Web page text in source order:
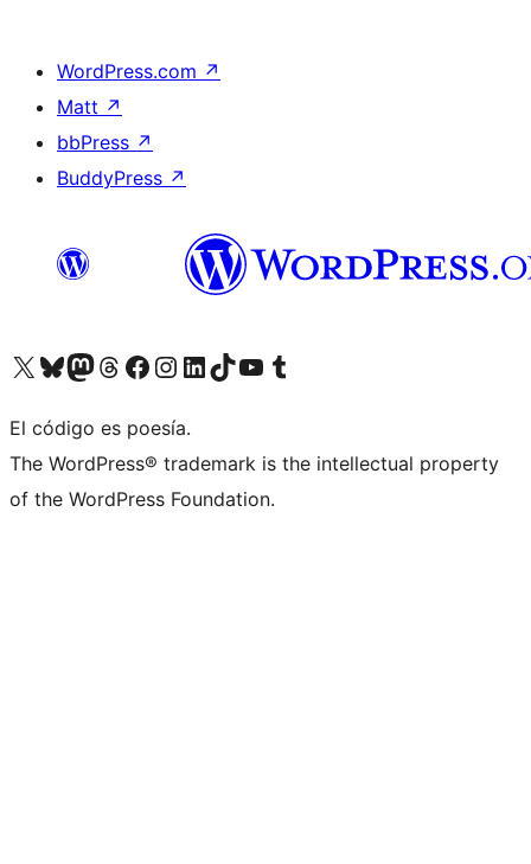
WordPress.com ↗
Matt ↗
bbPress ↗
BuddyPress ↗
Visita nuestra cuenta de X (anteriormente Twitter)
Visit our Bluesky account
Visit our Mastodon account
Visit our Threads account
Visita nuestra página de Facebook
Visita nuestra cuenta de Instagram
Visita nuestra cuenta de LinkedIn
Visit our TikTok account
Visita nuestro canal de YouTube
Visit our Tumblr account
El código es poesía.
The WordPress® trademark is the intellectual property
of the WordPress Foundation.